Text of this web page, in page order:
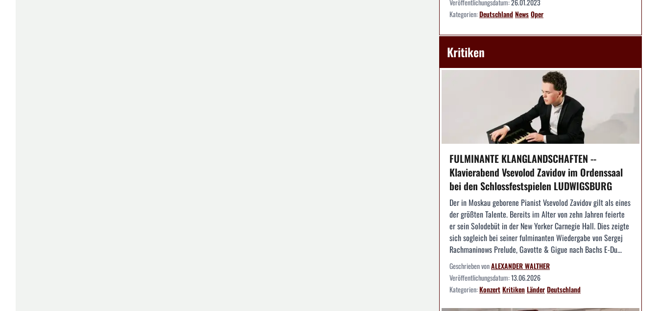
Kategorien:DeutschlandNewsOper
Kritiken
FULMINANTE KLANGLANDSCHAFTEN --
Klavierabend Vsevolod Zavidov im Ordenssaal
bei den Schlossfestspielen LUDWIGSBURG
Der in Moskau geborene Pianist Vsevolod Zavidov gilt als eines
der größten Talente. Bereits im Alter von zehn Jahren feierte
er sein Solodebüt in der New Yorker Carnegie Hall. Dies zeigte
sich sogleich bei seiner fulminanten Wiedergabe von Sergej
Rachmaninows Prelude, Gavotte & Gigue nach Bachs E-Du...
Geschrieben vonALEXANDER WALTHER
Veröffentlichungsdatum:13.06.2026
Kategorien:KonzertKritikenLänderDeutschland